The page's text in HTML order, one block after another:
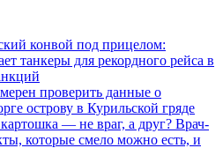
конвой под прицелом:
танкеры для рекордного рейса в
проверить данные о
острову в Курильской гряде
— не враг, а друг? Врач-
которые смело можно есть, и